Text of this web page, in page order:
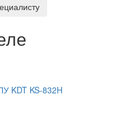
KDT KS-832H